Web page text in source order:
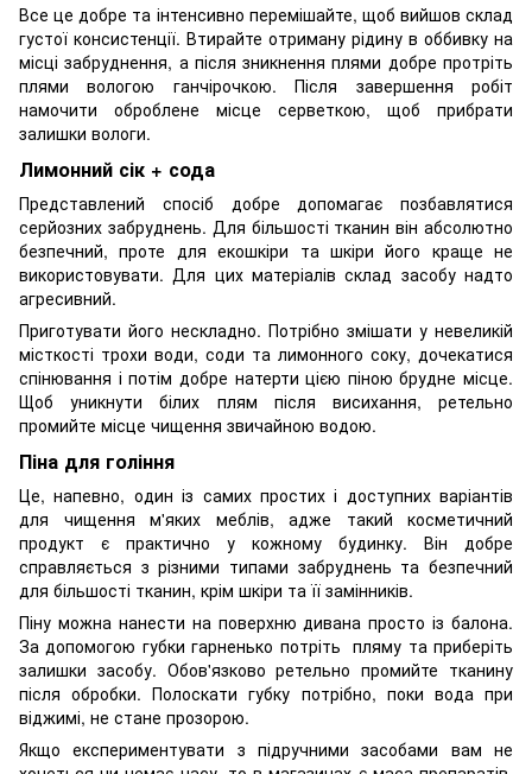
Все це добре та інтенсивно перемішайте, щоб вийшов склад
густої консистенції. Втирайте отриману рідину в оббивку на
місці забруднення, а після зникнення плями добре протріть
плями вологою ганчірочкою. Після завершення робіт
намочити оброблене місце серветкою, щоб прибрати
залишки вологи.
Лимонний сік + сода
Представлений спосіб добре допомагає позбавлятися
серйозних забруднень. Для більшості тканин він абсолютно
безпечний, проте для екошкіри та шкіри його краще не
використовувати. Для цих матеріалів склад засобу надто
агресивний.
Приготувати його нескладно. Потрібно змішати у невеликій
місткості трохи води, соди та лимонного соку, дочекатися
спінювання і потім добре натерти цією піною брудне місце.
Щоб уникнути білих плям після висихання, ретельно
промийте місце чищення звичайною водою.
Піна для гоління
Це, напевно, один із самих простих і доступних варіантів
для чищення м'яких меблів, адже такий косметичний
продукт є практично у кожному будинку. Він добре
справляється з різними типами забруднень та безпечний
для більшості тканин, крім шкіри та її замінників.
Піну можна нанести на поверхню дивана просто із балона.
За допомогою губки гарненько потріть пляму та приберіть
залишки засобу. Обов'язково ретельно промийте тканину
після обробки. Полоскати губку потрібно, поки вода при
віджимі, не стане прозорою.
Якщо експериментувати з підручними засобами вам не